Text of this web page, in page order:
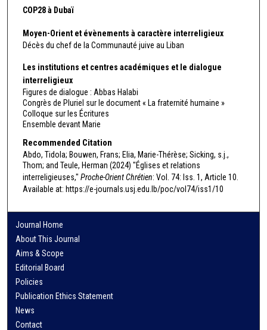
COP28 à Dubaï
Moyen-Orient et évènements à caractère interreligieux
Décès du chef de la Communauté juive au Liban
Les institutions et centres académiques et le dialogue
interreligieux
Figures de dialogue : Abbas Halabi
Congrès de Pluriel sur le document « La fraternité humaine »
Colloque sur les Écritures
Ensemble devant Marie
Recommended Citation
Abdo, Tidola; Bouwen, Frans; Elia, Marie-Thérèse; Sicking, s.j.,
Thom; and Teule, Herman (2024) "Églises et relations
interreligieuses," Proche-Orient Chrétien: Vol. 74: Iss. 1, Article 10.
Available at: https://e-journals.usj.edu.lb/poc/vol74/iss1/10
Journal Home
About This Journal
Aims & Scope
Editorial Board
Policies
Publication Ethics Statement
News
Contact